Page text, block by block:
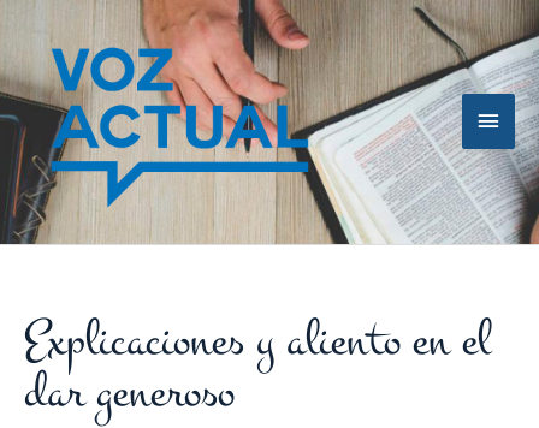
contenido
Explicaciones y aliento en el
dar generoso